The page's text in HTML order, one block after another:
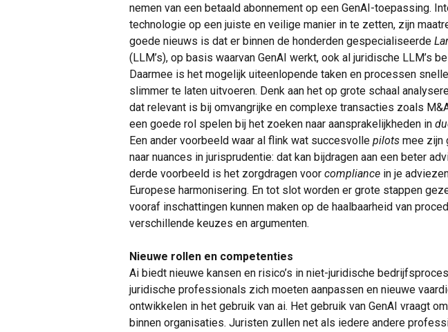
nemen van een betaald abonnement op een GenAI-toepassing.
technologie op een juiste en veilige manier in te zetten, zijn
goede nieuws is dat er binnen de honderden gespecialiseerde
(LLM’s), op basis waarvan GenAI werkt, ook al juridische LLM’s
Daarmee is het mogelijk uiteenlopende taken en processen
slimmer te laten uitvoeren. Denk aan het op grote schaal
dat relevant is bij omvangrijke en complexe transacties zoals
een goede rol spelen bij het zoeken naar aansprakelijkheden in
Een ander voorbeeld waar al flink wat succesvolle pilots mee zijn
naar nuances in jurisprudentie: dat kan bijdragen aan een beter
derde voorbeeld is het zorgdragen voor compliance in je
Europese harmonisering. En tot slot worden er grote stappen
vooraf inschattingen kunnen maken op de haalbaarheid van
verschillende keuzes en argumenten.
Nieuwe rollen en competenties
Ai biedt nieuwe kansen en risico’s in niet-juridische
juridische professionals zich moeten aanpassen en nieuwe
ontwikkelen in het gebruik van ai. Het gebruik van GenAI vraagt
binnen organisaties. Juristen zullen net als iedere andere